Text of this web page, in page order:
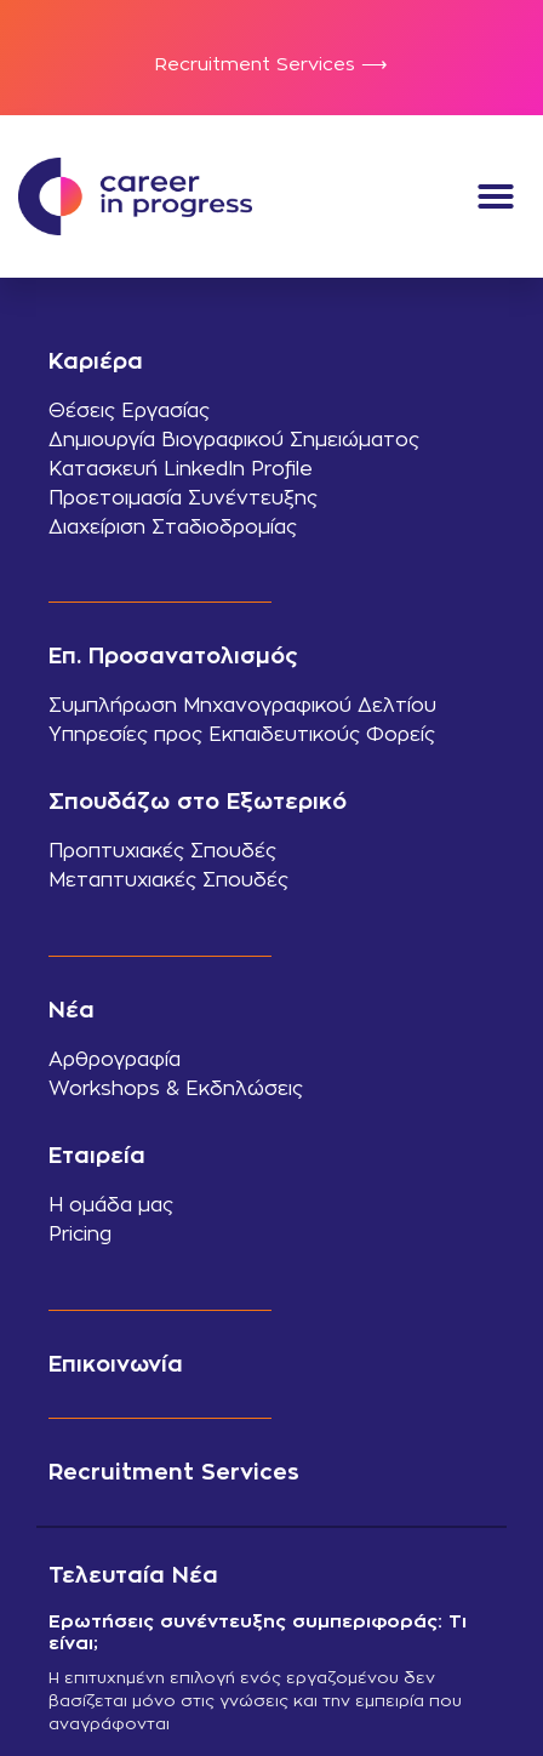
Recruitment Services ⟶
Καριέρα
Θέσεις Εργασίας
Δημιουργία Βιογραφικού Σημειώματος
Κατασκευή LinkedIn Profile
Προετοιμασία Συνέντευξης
Διαχείριση Σταδιοδρομίας
Επ. Προσανατολισμός
Συμπλήρωση Μηχανογραφικού Δελτίου
Υπηρεσίες προς Εκπαιδευτικούς Φορείς
Σπουδάζω στο Εξωτερικό
Προπτυχιακές Σπουδές
Μεταπτυχιακές Σπουδές
Νέα
Αρθρογραφία
Workshops & Εκδηλώσεις
Εταιρεία
Η ομάδα μας
Pricing
Επικοινωνία
Recruitment Services
Τελευταία Νέα
Ερωτήσεις συνέντευξης συμπεριφοράς: Τι
είναι;
Η επιτυχημένη επιλογή ενός εργαζομένου δεν
βασίζεται μόνο στις γνώσεις και την εμπειρία που
αναγράφονται